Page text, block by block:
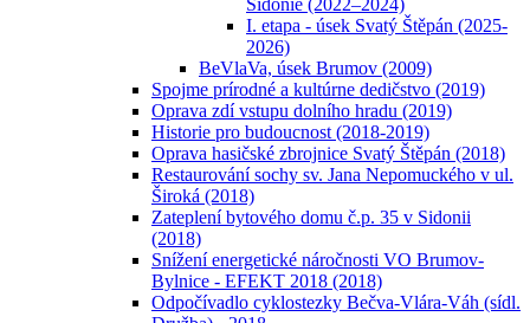
Sidonie (2022–2024)
I. etapa - úsek Svatý Štěpán (2025-
2026)
BeVlaVa, úsek Brumov (2009)
Spojme prírodné a kultúrne dedičstvo (2019)
Oprava zdí vstupu dolního hradu (2019)
Historie pro budoucnost (2018-2019)
Oprava hasičské zbrojnice Svatý Štěpán (2018)
Restaurování sochy sv. Jana Nepomuckého v ul.
Široká (2018)
Zateplení bytového domu č.p. 35 v Sidonii
(2018)
Snížení energetické náročnosti VO Brumov-
Bylnice - EFEKT 2018 (2018)
Odpočívadlo cyklostezky Bečva-Vlára-Váh (sídl.